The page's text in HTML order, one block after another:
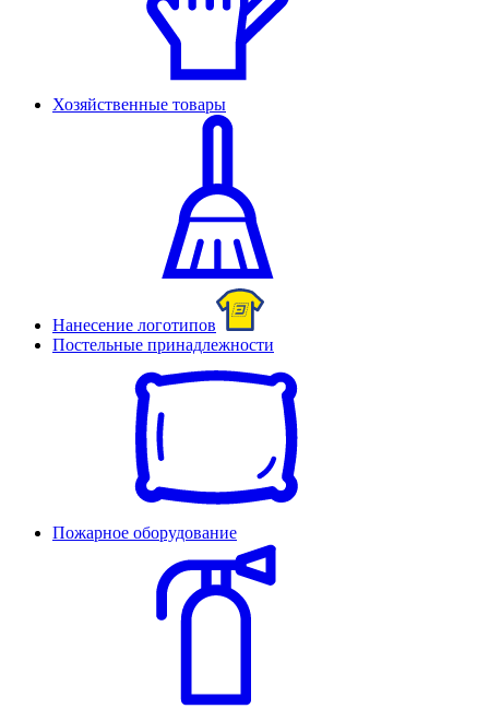
Хозяйственные товары
Нанесение логотипов
Постельные принадлежности
Пожарное оборудование